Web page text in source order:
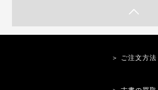
＞ ご注文方法